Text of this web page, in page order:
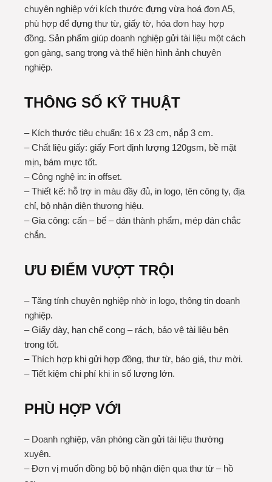
chuyên nghiệp với kích thước đựng vừa hoá đơn A5,
phù hợp để đựng thư từ, giấy tờ, hóa đơn hay hợp
đồng. Sản phẩm giúp doanh nghiệp gửi tài liệu một cách
gọn gàng, sang trọng và thể hiện hình ảnh chuyên
nghiệp.
THÔNG SỐ KỸ THUẬT
– Kích thước tiêu chuẩn: 16 x 23 cm, nắp 3 cm.
– Chất liệu giấy: giấy Fort định lượng 120gsm, bề mặt
mịn, bám mực tốt.
– Công nghệ in: in offset.
– Thiết kế: hỗ trợ in màu đầy đủ, in logo, tên công ty, địa
chỉ, bộ nhận diện thương hiệu.
– Gia công: cấn – bế – dán thành phẩm, mép dán chắc
chắn.
ƯU ĐIỂM VƯỢT TRỘI
– Tăng tính chuyên nghiệp nhờ in logo, thông tin doanh
nghiệp.
– Giấy dày, hạn chế cong – rách, bảo vệ tài liệu bên
trong tốt.
– Thích hợp khi gửi hợp đồng, thư từ, báo giá, thư mời.
– Tiết kiệm chi phí khi in số lượng lớn.
PHÙ HỢP VỚI
– Doanh nghiệp, văn phòng cần gửi tài liệu thường
xuyên.
– Đơn vị muốn đồng bộ bộ nhận diện qua thư từ – hồ